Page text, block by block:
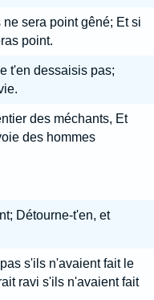
sera point gêné; Et si
point.
t'en dessaisis pas;
des méchants, Et
des hommes
Détourne-t'en, et
s'ils n'avaient fait le
ravi s'ils n'avaient fait